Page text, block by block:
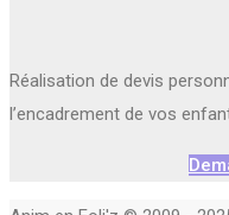
Réalisation de devis
l’encadrement de vos